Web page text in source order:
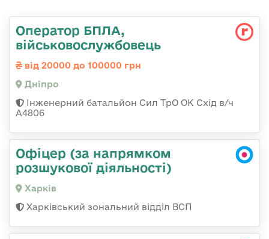
Оператор БПЛА,
військовослужбовець
від 20000 до 100000 грн
Дніпро
Інженерний батальйон Сил ТрО ОК Схід в/ч
А4806
Офіцер (за напрямком
розшукової діяльності)
Харків
Харківський зональний відділ ВСП